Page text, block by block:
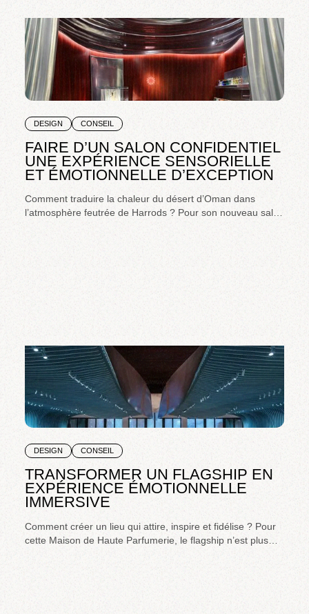
DESIGN CONSEIL
FAIRE D’UN SALON CONFIDENTIEL
UNE EXPÉRIENCE SENSORIELLE
ET ÉMOTIONNELLE D’EXCEPTION
Comment traduire la chaleur du désert d’Oman dans
l’atmosphère feutrée de Harrods ? Pour son nouveau salon
DESIGN CONSEIL
TRANSFORMER UN FLAGSHIP EN
EXPÉRIENCE ÉMOTIONNELLE
IMMERSIVE
Comment créer un lieu qui attire, inspire et fidélise ? Pour
cette Maison de Haute Parfumerie, le flagship n’est plus